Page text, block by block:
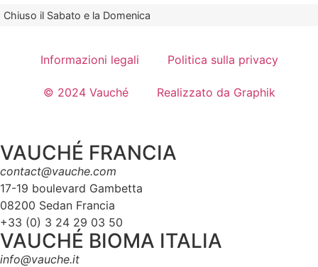
Chiuso il Sabato e la Domenica
Informazioni legali Politica sulla privacy
© 2024 Vauché Realizzato da Graphik
VAUCHÉ FRANCIA
contact@vauche.com
17-19 boulevard Gambetta
08200 Sedan Francia
+33 (0) 3 24 29 03 50
VAUCHÉ BIOMA ITALIA
info@vauche.it